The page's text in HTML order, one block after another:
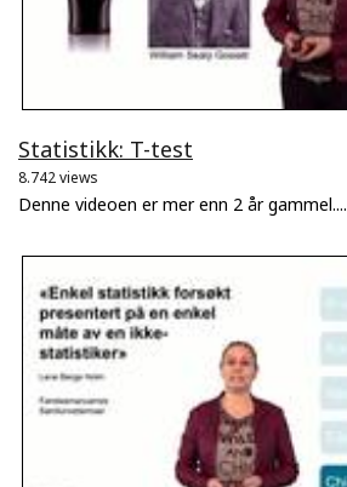
Statistikk: T-test
8.742 views
Denne videoen er mer enn 2 år gammel....